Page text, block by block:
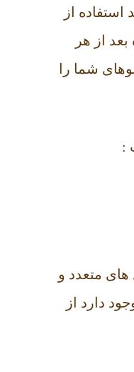
استفاده از
از هر
شما را
:
متعدد و
دارد از